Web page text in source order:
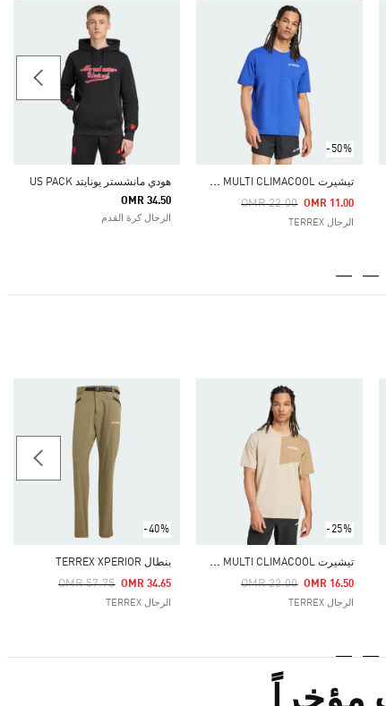
-50%
ت
يشيرت TERREX MULTI CLIMACOOL
Price Reduced From
OMR 22.00
To OMR 11.00
الرجال TERREX
هودي مانشستر يونايتد US PACK
OMR 34.50
الرجال كرة القدم
Price Reduced From
-25%
ت
يشيرت TERREX MULTI CLIMACOOL
Price Reduced From
OMR 22.00
To OMR 16.50
الرجال TERREX
-40%
بنطال TERREX XPERIOR
Price Reduced From
OMR 57.75
To OMR 34.65
الرجال TERREX